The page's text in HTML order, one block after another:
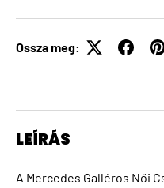
Ossza meg:
LEÍRÁS
A Mercedes Galléros Női